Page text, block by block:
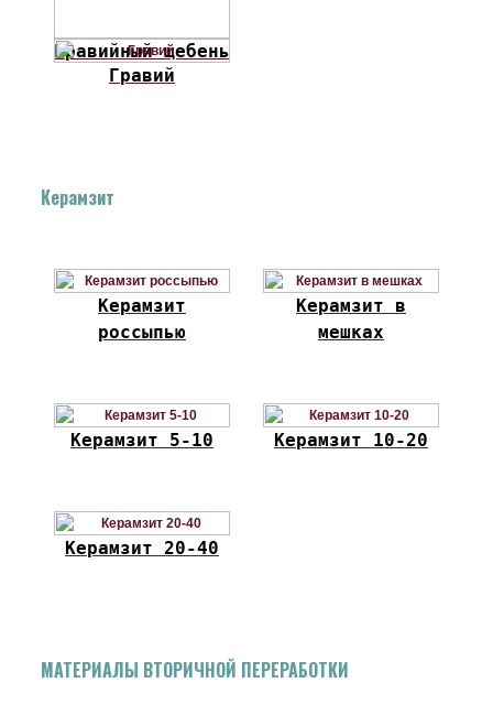
Гравийный щебень
Гравий
Керамзит
Керамзит
россыпью
Керамзит в
мешках
Керамзит 5-10 Керамзит 10-20
Керамзит 20-40
МАТЕРИАЛЫ ВТОРИЧНОЙ ПЕРЕРАБОТКИ